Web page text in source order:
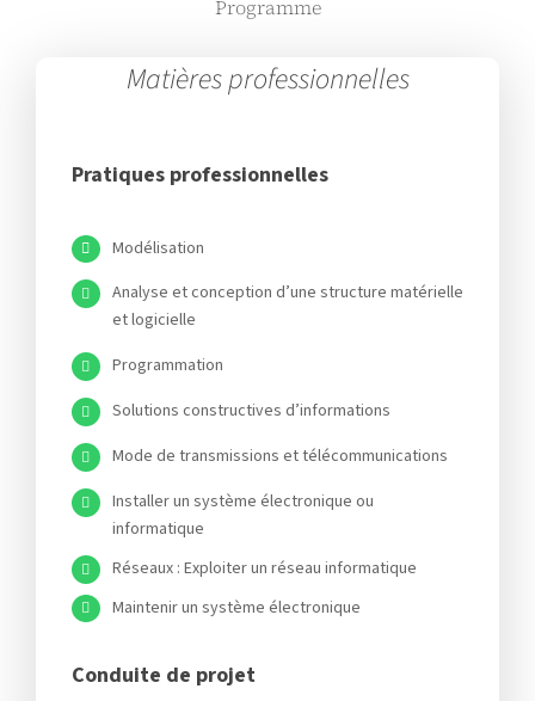
Programme
Matières professionnelles
Pratiques professionnelles
Modélisation
Analyse et conception d’une structure matérielle
et logicielle
Programmation
Solutions constructives d’informations
Mode de transmissions et télécommunications
Installer un système électronique ou
informatique
Réseaux : Exploiter un réseau informatique
Maintenir un système électronique
Conduite de projet